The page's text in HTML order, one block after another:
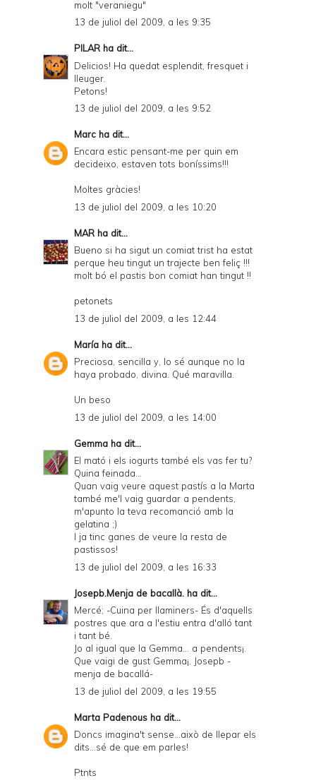
molt "veraniegu"
13 de juliol del 2009, a les 9:35
PILAR ha dit...
Delicios! Ha quedat esplendit, fresquet i
lleuger.
Petons!
13 de juliol del 2009, a les 9:52
Marc ha dit...
Encara estic pensant-me per quin em
decideixo, estaven tots boníssims!!!
Moltes gràcies!
13 de juliol del 2009, a les 10:20
MAR ha dit...
Bueno si ha sigut un comiat trist ha estat
perque heu tingut un trajecte ben feliç !!!
molt bó el pastis bon comiat han tingut !!
petonets
13 de juliol del 2009, a les 12:44
María ha dit...
Preciosa, sencilla y, lo sé aunque no la
haya probado, divina. Qué maravilla.
Un beso
13 de juliol del 2009, a les 14:00
Gemma ha dit...
El mató i els iogurts també els vas fer tu?
Quina feinada...
Quan vaig veure aquest pastís a la Marta
també me'l vaig guardar a pendents,
m'apunto la teva recomanció amb la
gelatina ;)
I ja tinc ganes de veure la resta de
pastissos!
13 de juliol del 2009, a les 16:33
Josepb.Menja de bacallà. ha dit...
Mercé; -Cuina per llaminers- És d'aquells
postres que ara a l'estiu entra d'alló tant
i tant bé.
Jo al igual que la Gemma... a pendents¡.
Que vaigi de gust Gemma¡. Josepb -
menja de bacallá-
13 de juliol del 2009, a les 19:55
Marta Padenous ha dit...
Doncs imagina't sense...això de llepar els
dits...sé de que em parles!
Ptnts